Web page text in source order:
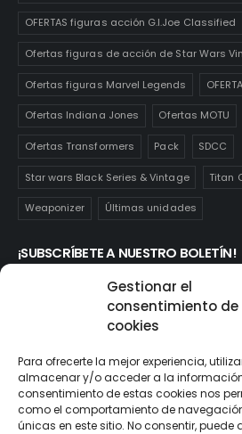
Gestionar el
consentimiento de
cookies
Para ofrecerte la mejor experiencia,
almacenar y/o acceder a la
consentimiento de estas cookies nos
como el comportamiento de
únicas en este sitio. No consentir,
OFERTAS figuras acción G.I.Joe Classified
Ofertas figuras de acción de Star Wars
Ofertas figuras Marvel Legends
Ofertas Indiana Jones Ofertas MOTU
Ofertas Transformers Pack SDCC
Star wars Black Series & Vintage Titan
Weaponizer Últimas unidades
¡SUBSCRÍBETE A NUESTRO BOLETÍN!
Te mantendrás informado de las
realmente te interesan. Subscríbete